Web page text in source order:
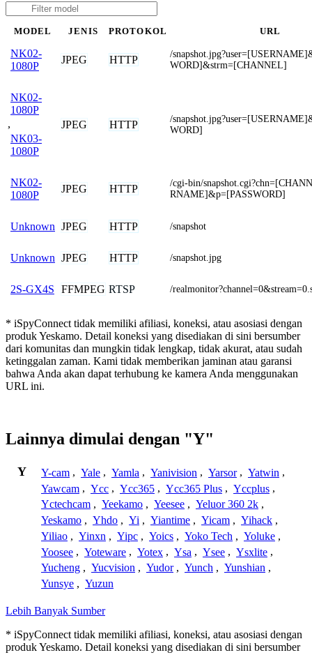
MODEL JENIS PROTOKOL URL
NK02-
1080P
JPEG HTTP
/
WORD]&strm=[CHANNEL]
NK02-
1080P
,
NK03-
1080P
JPEG HTTP
/
WORD]
NK02-
1080P
JPEG HTTP
/cgi-bin/
RNAME]&p=[PASSWORD]
Unknown JPEG HTTP /snapshot
Unknown JPEG HTTP /snapshot.jpg
2S-GX4S FFMPEG RTSP /
* iSpyConnect tidak memiliki afiliasi, koneksi, atau asosiasi dengan
produk Yeskamo. Detail koneksi yang disediakan di sini bersumber
dari komunitas dan mungkin tidak lengkap, tidak akurat, atau sudah
ketinggalan zaman. Kami tidak memberikan jaminan atau garansi
bahwa Anda akan dapat terhubung ke kamera Anda menggunakan
URL ini.
Lainnya dimulai dengan "Y"
Y Y-cam , Yale , Yamla , Yanivision , Yarsor , Yatwin ,
Yawcam , Ycc , Ycc365 , Ycc365 Plus , Yccplus ,
Yctechcam , Yeekamo , Yeesee , Yeluor 360 2k ,
Yeskamo , Yhdo , Yi , Yiantime , Yicam , Yihack ,
Yiliao , Yinxn , Yipc , Yoics , Yoko Tech , Yoluke ,
Yoosee , Yoteware , Yotex , Ysa , Ysee , Ysxlite ,
Yucheng , Yucvision , Yudor , Yunch , Yunshian ,
Yunsye , Yuzun
Lebih Banyak Sumber
* iSpyConnect tidak memiliki afiliasi, koneksi, atau asosiasi dengan
produk Yeskamo. Detail koneksi yang disediakan di sini bersumber